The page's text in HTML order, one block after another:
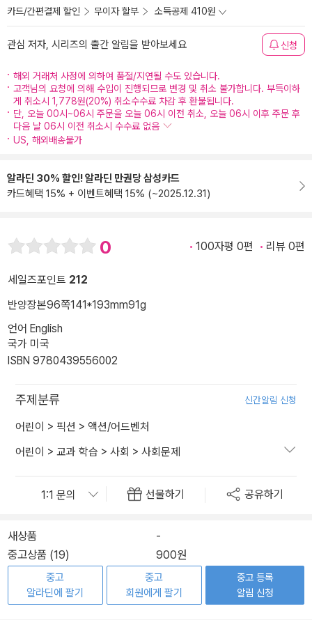
카드/간편결제 할인 무이자 할부 소득공제 410원
관심 저자, 시리즈의 출간 알림을 받아보세요 신청
해외 거래처 사정에 의하여 품절/지연될 수도 있습니다.
고객님의 요청에 의해 수입이 진행되므로 변경 및 취소 불가합니다. 부득이하
게 취소시 1,778원(20%) 취소수수료 차감 후 환불됩니다.
단, 오늘 00시~06시 주문을 오늘 06시 이전 취소, 오늘 06시 이후 주문 후
다음 날 06시 이전 취소시 수수료 없음
US, 해외배송불가
알라딘 30% 할인! 알라딘 만권당 삼성카드
카드혜택 15% + 이벤트혜택 15% (~2025.12.31)
0 100자평 0편 리뷰 0편
세일즈포인트 212
반양장본96쪽141*193mm91g
언어 English
국가 미국
ISBN 9780439556002
주제분류 신간알림 신청
어린이 > 픽션 > 액션/어드벤처
어린이 > 교과 학습 > 사회 > 사회문제
선물하기 공유하기
새상품
-
중고상품 (19)
900원
중고
알라딘에 팔기
중고
회원에게 팔기
중고 등록
알림 신청